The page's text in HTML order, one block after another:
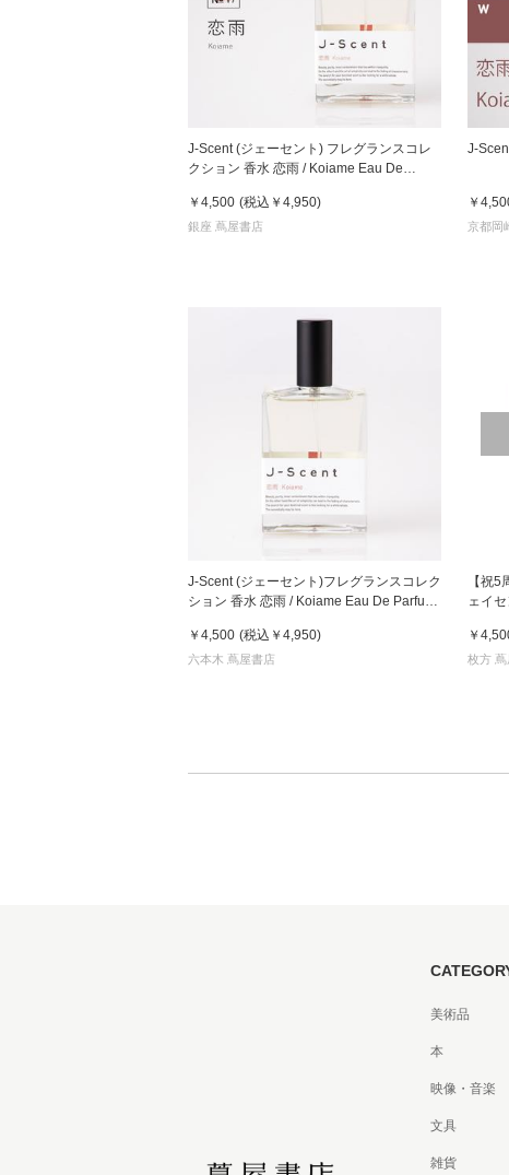
J-Scent (ジェーセント) フレグランスコレ
クション 香水 恋雨 / Koiame Eau De
￥4,500 (税込 ￥4,950)
銀座 蔦屋書店
J-
￥
京都岡
J-Scent (ジェーセント)フレグランスコレク
ション 香水 恋雨 / Koiame Eau De Parfum
￥4,500 (税込 ￥4,950)
六本木 蔦屋書店
【祝
ェイ
￥
枚方 蔦
美術品
本
映像・音楽
文具
雑貨